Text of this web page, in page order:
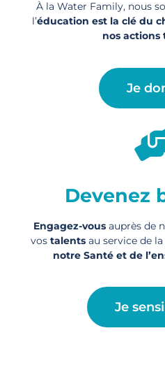
À la Water Family, nous
l’éducation est la clé du
nos actions
Je
Devenez
Engagez-vousauprès de
vos talentsau service de la
notre Santé et de
Je